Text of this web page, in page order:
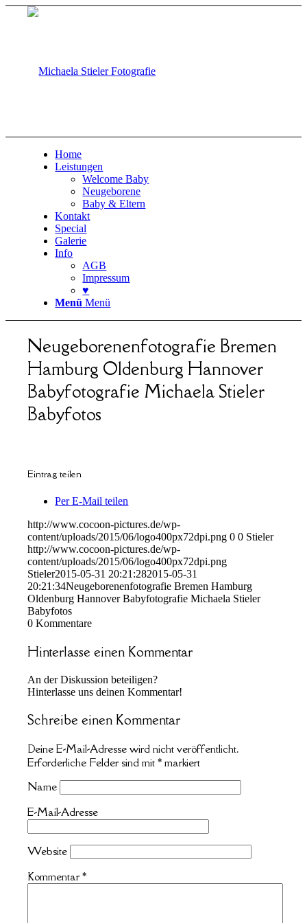
Home
Leistungen
Welcome Baby
Neugeborene
Baby & Eltern
Kontakt
Special
Galerie
Info
AGB
Impressum
♥
Menü Menü
Neugeborenenfotografie Bremen
Hamburg Oldenburg Hannover
Babyfotografie Michaela Stieler
Babyfotos
Eintrag teilen
Per E-Mail teilen
http://www.cocoon-pictures.de/wp-
content/uploads/2015/06/logo400px72dpi.png 0 0 Stieler
http://www.cocoon-pictures.de/wp-
content/uploads/2015/06/logo400px72dpi.png
Stieler2015-05-31 20:21:282015-05-31
20:21:34Neugeborenenfotografie Bremen Hamburg
Oldenburg Hannover Babyfotografie Michaela Stieler
Babyfotos
0 Kommentare
Hinterlasse einen Kommentar
An der Diskussion beteiligen?
Hinterlasse uns deinen Kommentar!
Schreibe einen Kommentar
Deine E-Mail-Adresse wird nicht veröffentlicht.
Erforderliche Felder sind mit* markiert
Name
E-Mail-Adresse
Website
Kommentar*